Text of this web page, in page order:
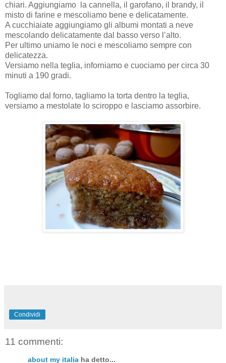
chiari. Aggiungiamo
la cannella, il garofano, il brandy, il
misto di farine e mescoliamo bene e delicatamente.
A cucchiaiate aggiungiamo gli albumi montati a neve
mescolando delicatamente dal basso verso l’alto.
Per ultimo uniamo le noci e mescoliamo sempre con
delicatezza.
Versiamo nella teglia, inforniamo e cuociamo per circa 30
minuti a 190 gradi.
Togliamo dal forno, tagliamo la torta dentro la teglia,
versiamo a mestolate lo sciroppo e lasciamo assorbire.
Condividi
11 commenti:
about my italia ha detto...